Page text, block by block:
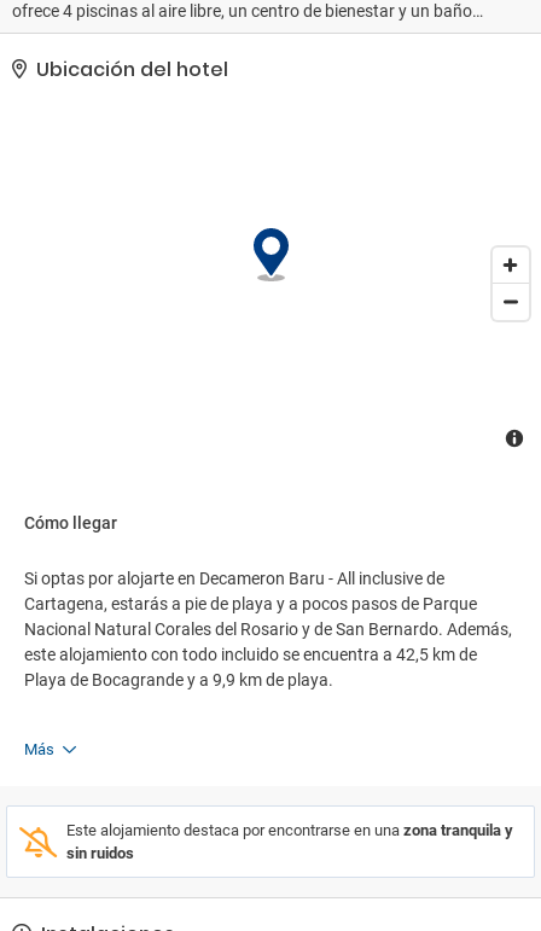
ofrece 4 piscinas al aire libre, un centro de bienestar y un baño
turco. Encontrarás además conexión a Internet wifi gratis,
servicios de conserjería y una zona recreativa o sala de juegos..
Ubicación del hotel
Cómo llegar
Si optas por alojarte en Decameron Baru - All inclusive de
Cartagena, estarás a pie de playa y a pocos pasos de Parque
Nacional Natural Corales del Rosario y de San Bernardo. Además,
este alojamiento con todo incluido se encuentra a 42,5 km de
Playa de Bocagrande y a 9,9 km de playa.
Más
Este alojamiento destaca por encontrarse en una zona tranquila y
sin ruidos